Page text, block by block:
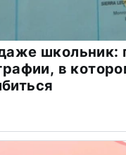
школьник:
в